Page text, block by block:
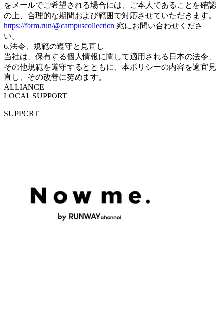
をメールでご希望される場合には、ご本人であることを確認
の上、合理的な期間および範囲で対応させていただきます。
https://form.run/@campuscollection 宛にお問い合わせくださ
い。
6.法令、規範の遵守と見直し
当社は、保有する個人情報に関して適用される日本の法令、
その他規範を遵守するとともに、本ポリシーの内容を適宜見
直し、その改善に努めます。
ALLIANCE
LOCAL SUPPORT
SUPPORT